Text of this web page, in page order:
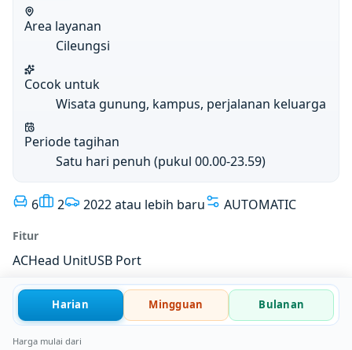
Area layanan
Cileungsi
Cocok untuk
Wisata gunung, kampus, perjalanan keluarga
Periode tagihan
Satu hari penuh (pukul 00.00-23.59)
6 2 2022 atau lebih baru AUTOMATIC
Fitur
ACHead UnitUSB Port
Harian Mingguan Bulanan
Harga mulai dari